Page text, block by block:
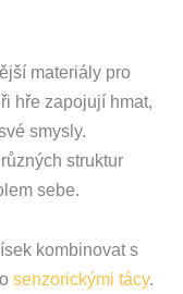
materiály pro
hře zapojují hmat,
smysly.
struktur
sebe.
kombinovat s
senzorickými tácy.